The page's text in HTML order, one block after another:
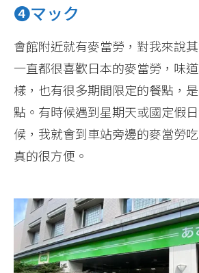
❹マック
會館附近就有麥當勞，對我來說
一直都很喜歡日本的麥當勞，味
樣，也有很多期間限定的餐點，
點。有時候遇到星期天或國定假
候，我就會到車站旁邊的麥當勞
真的很方便。